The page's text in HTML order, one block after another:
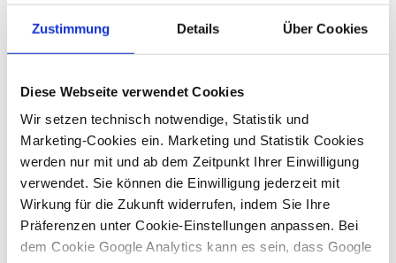
Zustimmung Details Über Cookies
Diese Webseite verwendet Cookies
Wir setzen technisch notwendige, Statistik und
Marketing-Cookies ein. Marketing und Statistik Cookies
werden nur mit und ab dem Zeitpunkt Ihrer Einwilligung
verwendet. Sie können die Einwilligung jederzeit mit
Wirkung für die Zukunft widerrufen, indem Sie Ihre
Präferenzen unter Cookie-Einstellungen anpassen. Bei
dem Cookie Google Analytics kann es sein, dass Google

LOHNVERRECHNUNG
Software für die automatisierte
Lohnverrechnung